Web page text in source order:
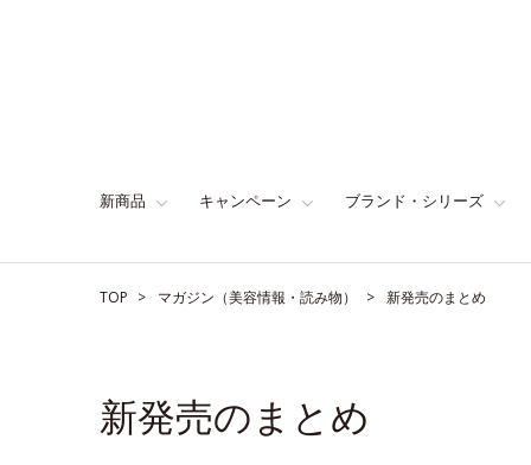
新商品 キャンペーン ブランド・シリーズ
TOP マガジン（美容情報・読み物） 新発売のまとめ
新発売のまとめ